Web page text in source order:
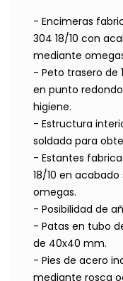
- Encimeras
304 18/10 con
mediante
- Peto trasero de
en punto
higiene.
- Estructura
soldada para
- Estantes
18/10 en
omegas.
- Posibilidad de
- Patas en tubo
de 40x40 mm.
- Pies de acero
mediante rosca